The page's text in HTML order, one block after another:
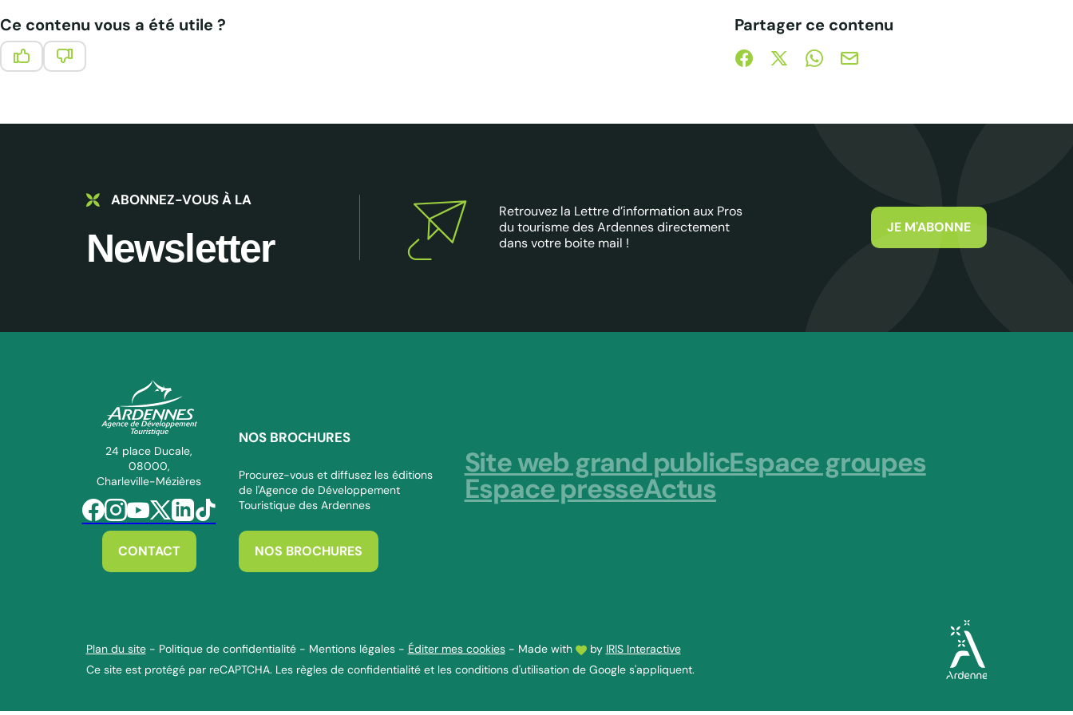
Ce contenu vous a été utile ? Partager ce contenu
Partager sur Facebook (nouvelle fenêtre)
Partager sur X / Twitter (nouvelle fenêtre)
Partager sur WhatsApp
Partager par mail
ABONNEZ-VOUS À LA
Newsletter
Retrouvez la Lettre d’information aux Pros
du tourisme des Ardennes directement
dans votre boite mail !
JE M'ABONNE
ADT des Ardennes Pro
24 place Ducale,
08000,
Charleville-Mézières
Suivez-nous sur Facebook
Suivez-nous sur Instagram
Suivez-nous sur Youtube
Suivez-nous sur Twitter
Suivez-nous sur Linkedin
Suivez-nous sur Tiktok
CONTACT
NOS BROCHURES
Procurez-vous et diffusez les éditions
de l'Agence de Développement
Touristique des Ardennes
NOS BROCHURES
Site web grand publicEspace groupes
Espace presseActus
Plan du site - Politique de confidentialité - Mentions légales - Éditer mes cookies - Made with by IRIS Interactive
Ce site est protégé par reCAPTCHA. Les règles de confidentialitéet les conditions d'utilisationde Google s'appliquent.